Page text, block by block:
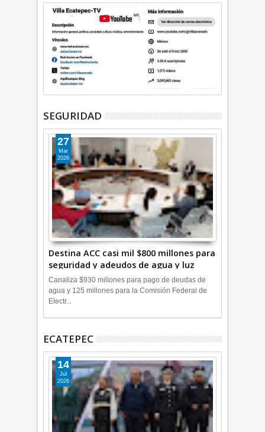
SEGURIDAD
Destina ACC casi mil $800 millones para
seguridad y adeudos de agua y luz
+Video
27
Mar
2026
Canaliza $930 millones para pago de deudas de
agua y 125 millones para la Comisión Federal de
Electr...
ECATEPEC
14
Jul
2026